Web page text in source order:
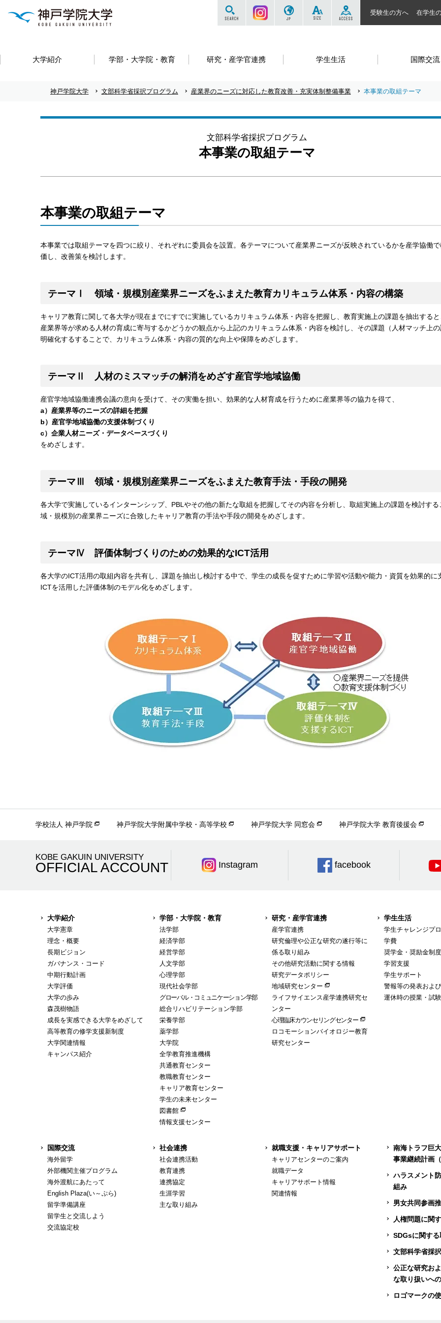
大学紹介 学部・大学院・教育 研究・産学官連携 学生生活 国際交流
サイト内を検索する
Instagram SIZE
受験生の方へ 在学生
神戸学院大学 文部科学省採択プログラム 産業界のニーズに対応した教育改善・充実体制整備事業 本事業の取組テーマ
文部科学省採択プログラム
本事業の取組テーマ
本事業の取組テーマ
本事業では取組テーマを四つに絞り、それぞれに委員会を設置。各テーマについて産業界ニーズが反映されているかを産学協働
価し、改善策を検討します。
テーマⅠ 領域・規模別産業界ニーズをふまえた教育カリキュラム体系・内容の構築
キャリア教育に関して各大学が現在までにすでに実施しているカリキュラム体系・内容を把握し、教育実施上の課題を抽出すると
産業界等が求める人材の育成に寄与するかどうかの観点から上記のカリキュラム体系・内容を検討し、その課題（人材マッチ上
明確化するすることで、カリキュラム体系・内容の質的な向上や保障をめざします。
テーマⅡ 人材のミスマッチの解消をめざす産官学地域協働
産官学地域協働連携会議の意向を受けて、その実働を担い、効果的な人材育成を行うために産業界等の協力を得て、
a）産業界等のニーズの詳細を把握
b）産官学地域協働の支援体制づくり
c）企業人材ニーズ・データベースづくり
をめざします。
テーマⅢ 領域・規模別産業界ニーズをふまえた教育手法・手段の開発
各大学で実施しているインターンシップ、PBLやその他の新たな取組を把握してその内容を分析し、取組実施上の課題を検討する
域・規模別の産業界ニーズに合致したキャリア教育の手法や手段の開発をめざします。
テーマⅣ 評価体制づくりのための効果的なICT活用
各大学のICT活用の取組内容を共有し、課題を抽出し検討する中で、学生の成長を促すために学習や活動や能力・資質を効果的に
ICTを活用した評価体制のモデル化をめざします。
学校法人 神戸学院 神戸学院大学附属中学校・高等学校 神戸学院大学 同窓会 神戸学院大学 教育後援会
KOBE GAKUIN UNIVERSITY
OFFICIAL ACCOUNT Instagram facebook
大学紹介
大学憲章
理念・概要
長期ビジョン
ガバナンス・コード
中期行動計画
大学評価
大学の歩み
森茂樹物語
成長を実感できる大学をめざして
高等教育の修学支援新制度
大学関連情報
キャンパス紹介
学部・大学院・教育
法学部
経済学部
経営学部
人文学部
心理学部
現代社会学部
グローバル・コミュニケーション学部
総合リハビリテーション学部
栄養学部
薬学部
大学院
全学教育推進機構
共通教育センター
教職教育センター
キャリア教育センター
学生の未来センター
図書館
情報支援センター
研究・産学官連携
産学官連携
研究倫理や公正な研究の遂行等に
係る取り組み
その他研究活動に関する情報
研究データポリシー
地域研究センター
ライフサイエンス産学連携研究セ
ンター
心理臨床カウンセリングセンター
ロコモーションバイオロジー教育
研究センター
学生生活
学生チャレンジプ
学費
奨学金・奨励金制度
学習支援
学生サポート
警報等の発表およ
運休時の授業・試
国際交流
海外留学
外部機関主催プログラム
海外渡航にあたって
English Plaza(い～ぷら)
留学準備講座
留学生と交流しよう
交流協定校
社会連携
社会連携活動
教育連携
連携協定
生涯学習
主な取り組み
就職支援・キャリアサポート
キャリアセンターのご案内
就職データ
キャリアサポート情報
関連情報
南海トラフ巨
事業継続計画（
ハラスメント
組み
男女共同参画
人権問題に関
SDGsに関す
文部科学省採
公正な研究お
な取り扱いへ
ロゴマークの